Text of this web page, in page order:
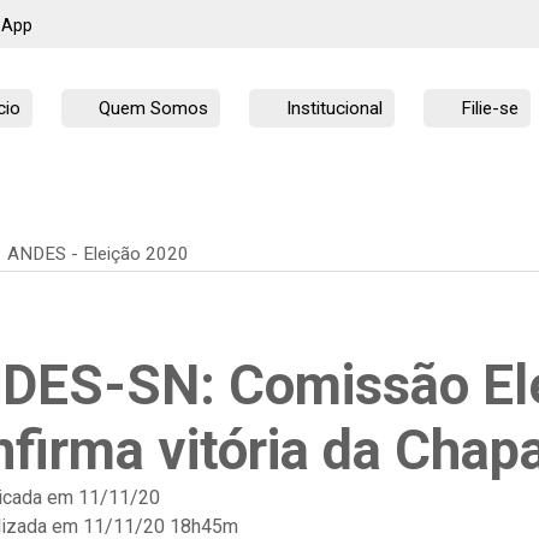
Quem Somos Institucional Filie-se
ANDES - Eleição 2020
SN: Comissão
vitória da
em 11/11/20
em 11/11/20 18h45m